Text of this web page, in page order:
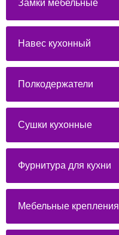
Замки мебельные
Навес кухонный
Полкодержатели
Сушки кухонные
Фурнитура для кухни
Мебельные крепления